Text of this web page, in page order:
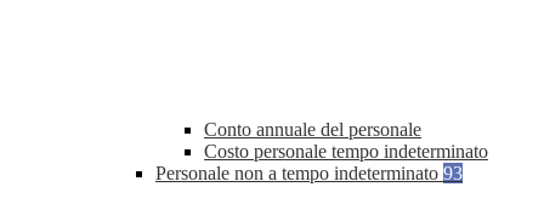
Conto annuale del personale
Costo personale tempo indeterminato
Personale non a tempo indeterminato 93